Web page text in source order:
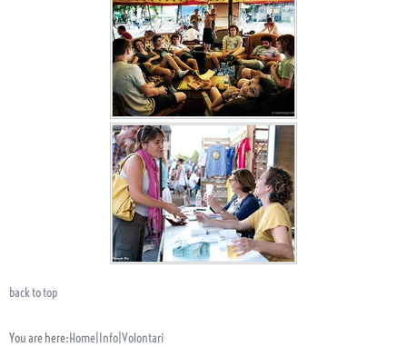
back to top
You are here:Home Info Volontari